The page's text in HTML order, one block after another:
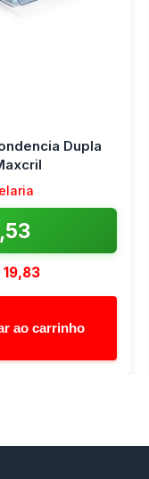
Dupla
19,83
ao carrinho